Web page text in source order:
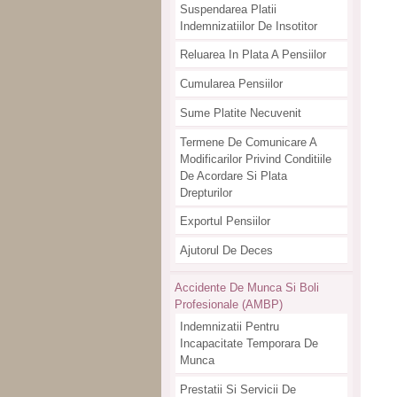
Suspendarea Platii
Indemnizatiilor De Insotitor
Reluarea In Plata A Pensiilor
Cumularea Pensiilor
Sume Platite Necuvenit
Termene De Comunicare A
Modificarilor Privind Conditiile
De Acordare Si Plata
Drepturilor
Exportul Pensiilor
Ajutorul De Deces
Accidente De Munca Si Boli
Profesionale (AMBP)
Indemnizatii Pentru
Incapacitate Temporara De
Munca
Prestatii Si Servicii De